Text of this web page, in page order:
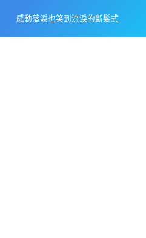
content
感動落淚也笑到流淚的斷髮式